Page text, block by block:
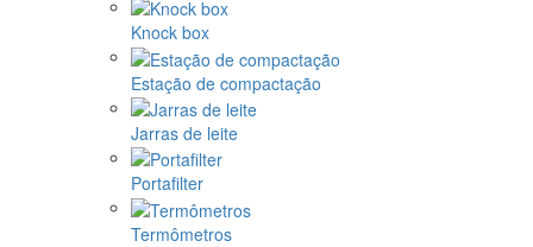
Knock box
Estação de compactação
Jarras de leite
Portafilter
Termômetros